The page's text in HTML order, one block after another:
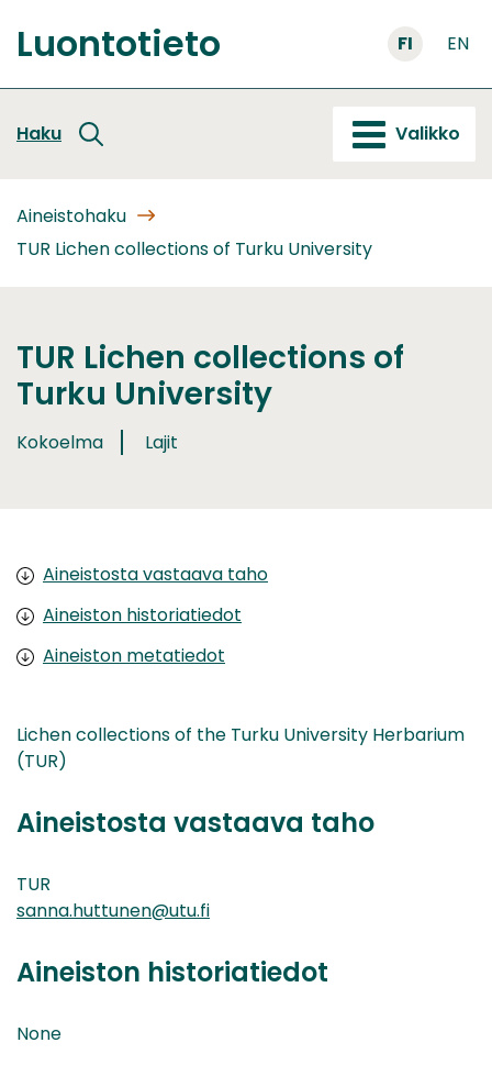
sisältöön
Etusivu
Luontotieto FI EN
Haku Valikko
Aineistohaku
TUR Lichen collections of Turku University
TUR Lichen collections of
Turku University
Kokoelma Lajit
Aineistosta vastaava taho
Aineiston historiatiedot
Aineiston metatiedot
Lichen collections of the Turku University Herbarium
(TUR)
Aineistosta vastaava taho
TUR
sanna.huttunen@utu.fi
Aineiston historiatiedot
None